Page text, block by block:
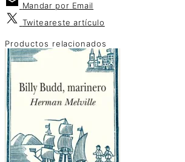
Mandar por Email
Twiteareste artículo
Productos relacionados